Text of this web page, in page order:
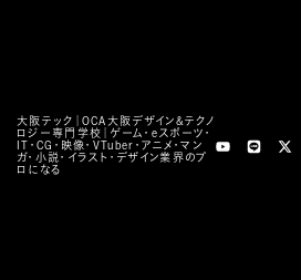
大阪テック｜OCA⼤阪デザイン&テクノ
ロジー専⾨学校｜ゲーム・eスポーツ・
IT・CG・映像・VTuber・アニメ・マン
ガ・小説・イラスト・デザイン業界のプ
ロになる